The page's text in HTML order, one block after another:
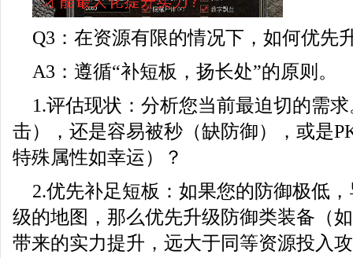
Q3：在资源有限的情况下，如何优先
A3：遵循“补短板，扬长处”的原则。
1.评估现状：分析您当前最迫切的需
击），还是容易被秒（缺防御），或是
特殊属性如幸运）？
2.优先补足短板：如果您的防御极低
级的地图，那么优先升级防御类装备（
带来的实力提升，远大于同等资源投入